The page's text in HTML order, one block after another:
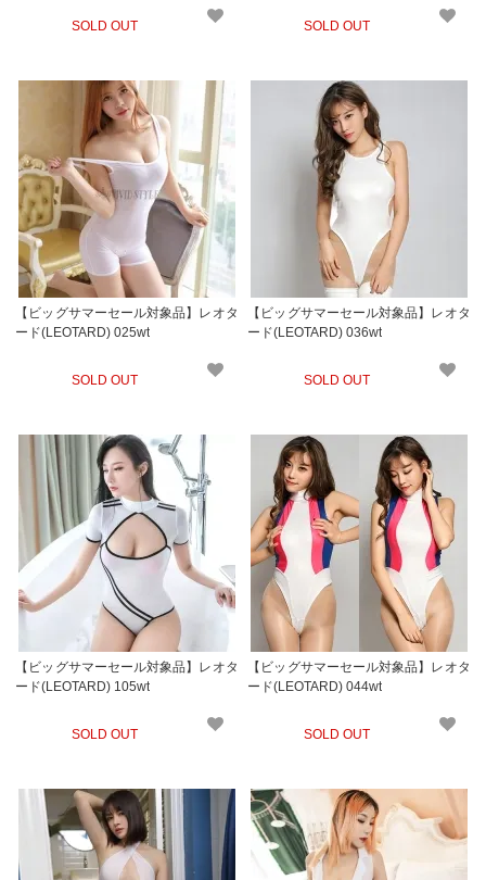
SOLD OUT SOLD OUT
【ビッグサマーセール対象品】レオタ
ード(LEOTARD) 025wt
SOLD OUT
【ビッグサマーセール対象品】レオタ
ード(LEOTARD) 036wt
SOLD OUT
【ビッグサマーセール対象品】レオタ
ード(LEOTARD) 105wt
SOLD OUT
【ビッグサマーセール対象品】レオタ
ード(LEOTARD) 044wt
SOLD OUT